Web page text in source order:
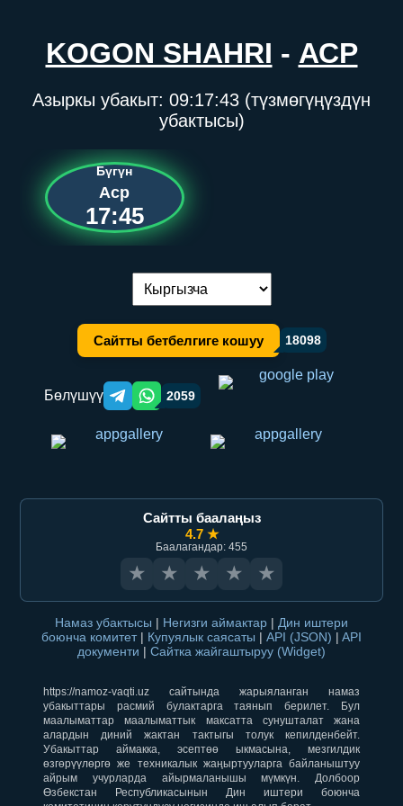
KOGON SHAHRI - АСР
Азыркы убакыт: 09:17:43 (түзмөгүңүздүн
убактысы)
Бүгүн
Аср
17:45
Тилди алмаштыруу:
Сайтты бетбелгиге кошуу 18098
Бөлүшүү Telegram orqali ulashish
WhatsApp orqali ulashish
2059
Сайтты баалаңыз
4.7 ★
Баалагандар: 455
★ ★ ★ ★ ★
Намаз убактысы | Негизги аймактар | Дин иштери
боюнча комитет | Купуялык саясаты | API (JSON) | API
документи | Сайтка жайгаштыруу (Widget)
https://namoz-vaqti.uz сайтында жарыяланган намаз
убакыттары расмий булактарга таянып берилет. Бул
маалыматтар маалыматтык максатта сунушталат жана
алардын диний жактан тактыгы толук кепилденбейт.
Убакыттар аймакка, эсептөө ыкмасына, мезгилдик
өзгөрүүлөргө же техникалык жаңыртууларга байланыштуу
айрым учурларда айырмаланышы мүмкүн. Долбоор
Өзбекстан Республикасынын Дин иштери боюнча